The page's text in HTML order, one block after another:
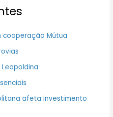
cooperação Mútua
afeta investimento